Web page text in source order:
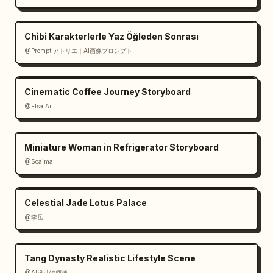
dışarı doğru patlıyor.
13. P13 / 50mm yansıma / Su izi: yansıtıcı
göl yüzeyi, su üzerinde dalgalanan yılan gibi
parlayan kılıç izi.
14. P14 / 24mm yörünge / Vücut sarmal hale:
belini saran parlak dairesel bir halka ile
tam boy önden duruş.
15. P15 / 85mm portre / Nefes tutma: duygusal
portre, havada asılı saçlar, arkada orman,
gövde bölgesinin bir kısmı üzerinde
dikdörtgen sansürlü/boş gri bir yama.
huzmesi ön planda çapraz olarak geçerken yüz
ve saçın dinamik yakın planı.
uzatılmış halde sığ su üzerinde havada
Chibi Karakterlerle Yaz Öğleden Sonrası
@Prompt アトリエ｜AI画像プロンプト
Cinematic Coffee Journey Storyboard
@Elsa Ai
Miniature Woman in Refrigerator Storyboard
@Soaima
Celestial Jade Lotus Palace
@李岳
Tang Dynasty Realistic Lifestyle Scene